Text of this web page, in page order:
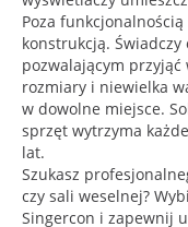
Poza
konstrukcją.
pozwalającym przyjąć
rozmiary i niewielka
w dowolne miejsce.
sprzęt wytrzyma
lat.
Szukasz
czy sali weselnej?
Singercon i zapewnij